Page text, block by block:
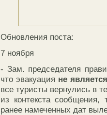
Обновления поста:
7 ноября
- Зам. председателя
что эвакуация не
все туристы вернулись в
из контекста сообщения,
ранее намеченных дат